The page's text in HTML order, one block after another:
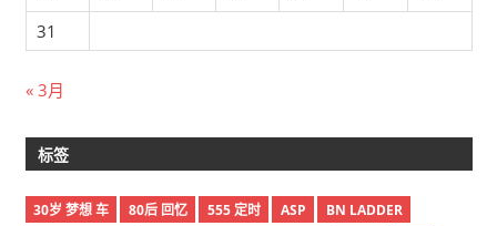
31
« 3月
标签
30岁 梦想 车 80后 回忆 555 定时 ASP
BN LADDER